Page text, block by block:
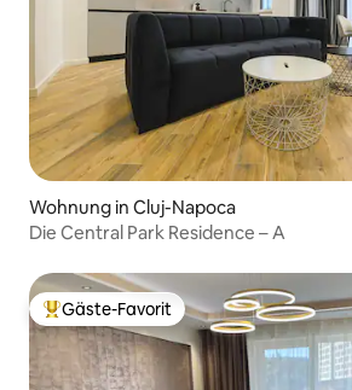
Wohnung in Cluj-Napoca
Die Central Park Residence – A
Beliebter Gäste-Favorit.
Gäste-Favorit